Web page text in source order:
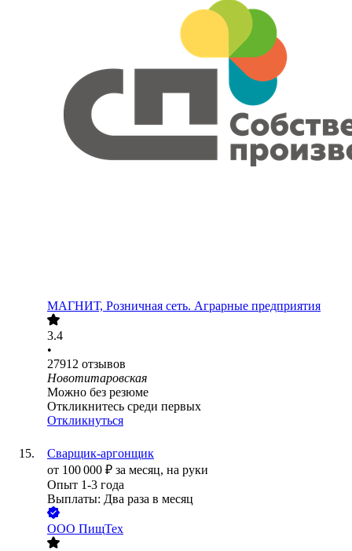
МАГНИТ, Розничная сеть. Аграрные предприятия
3.4
•
27912 отзывов
Новотитаровская
Можно без резюме
Откликнитесь среди первых
Откликнуться
Сварщик-аргонщик
от 100 000 ₽ за месяц, на руки
Опыт 1-3 года
Выплаты: Два раза в месяц
ООО ПищТех